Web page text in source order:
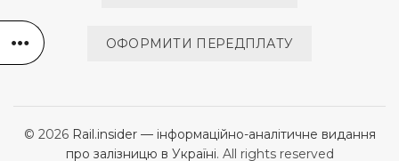
ОФОРМИТИ ПЕРЕДПЛАТУ
© 2026 Rail.insider — інформаційно-аналітичне видання
про залізницю в Україні. All rights reserved